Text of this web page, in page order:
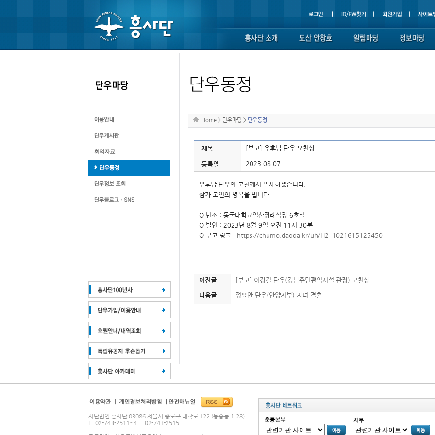
Home > 단우마당 > 단우동정
제목 [부고] 우후남 단우 모친상
등록일 2023.08.07
우후남 단우의 모친께서 별세하셨습니다.
삼가 고인의 명복을 빕니다.
O 빈소 : 동국대학교일산장례식장 6호실
O 발인 : 2023년 8월 9일 오전 11시 30분
O 부고 링크 : https://chumo.daqda.kr/uh/H2_1021615125450
이전글 [부고] 이강길 단우(강남주민편익시설 관장) 모친상
다음글 정요안 단우(안양지부) 자녀 결혼
사단법인 흥사단 03086 서울시 종로구 대학로 122 (동숭동 1-28)
T. 02-743-2511~4 F. 02-743-2515